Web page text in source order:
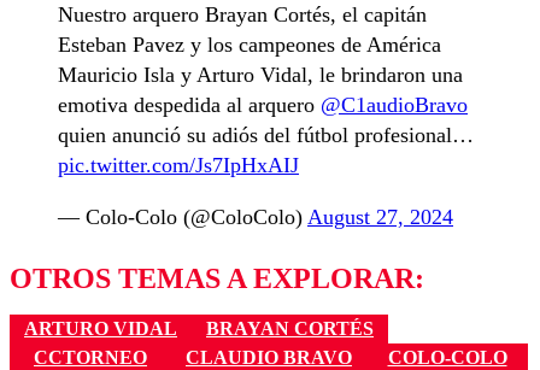
Nuestro arquero Brayan Cortés, el capitán
Esteban Pavez y los campeones de América
Mauricio Isla y Arturo Vidal, le brindaron una
emotiva despedida al arquero @C1audioBravo
quien anunció su adiós del fútbol profesional…
pic.twitter.com/Js7IpHxAIJ
— Colo-Colo (@ColoColo) August 27, 2024
OTROS TEMAS A EXPLORAR:
ARTURO VIDAL
BRAYAN CORTÉS
CCTORNEO
CLAUDIO BRAVO
COLO-COLO